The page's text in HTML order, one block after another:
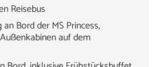
Reisebus
Bord der MS Princess,
auf dem